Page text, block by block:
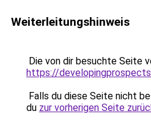
Weiterleitungshinweis
Die von dir besuchte Seite
https://
Falls du diese Seite nicht
du zur vorherigen Seite